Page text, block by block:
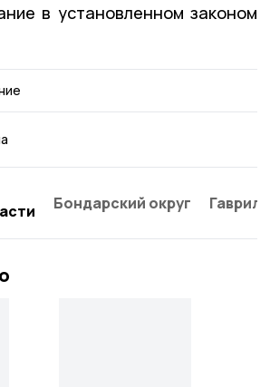
в установленном законом
Бондарский округ